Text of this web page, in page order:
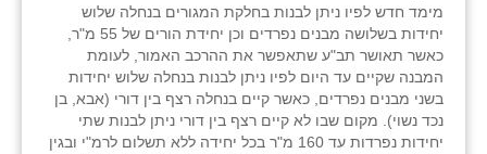
מימד חדש לפיו ניתן לבנות בחלקת המגורים בנחלה שלוש
יחידות בשלושה מבנים נפרדים וכן יחידת הורים של 55 מ"ר,
כאשר תאושר תב"ע שתאפשר את ההרכב האמור, לעומת
המבנה שקיים עד היום לפיו ניתן לבנות בנחלה שלוש יחידות
בשני מבנים נפרדים, כאשר קיים בנחלה רצף בין דורי (אבא, בן
נכד נשוי). מקום שבו לא קיים רצף בין דורי ניתן לבנות שתי
יחידות נפרדות עד 160 מ"ר בכל יחידה ללא תשלום לרמ"י ובגין